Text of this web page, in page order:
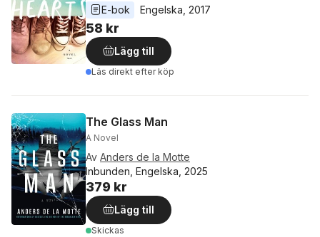
E-bok
Engelska 2017
58 kr
Lägg till
Läs direkt efter köp
The Glass Man
A Novel
Av Anders de la Motte
Inbunden, Engelska, 2025
379 kr
Lägg till
Skickas